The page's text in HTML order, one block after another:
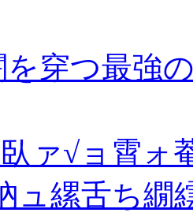
穿つ最強
ァ√ョ霄ォ
ュ縲舌ち繝